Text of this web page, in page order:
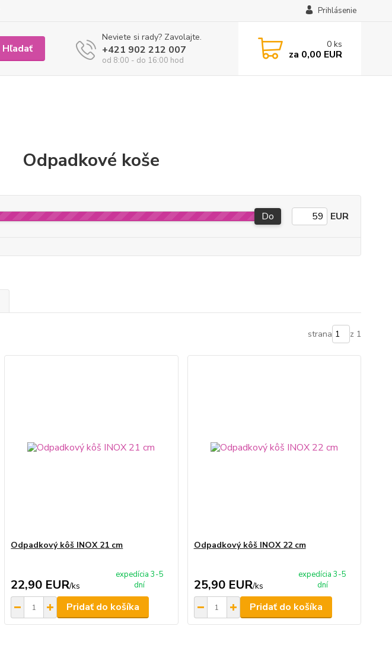
Prihlásenie
Hľadať
Neviete si rady? Zavolajte.
+421 902 212 007
od 8:00 - do 16:00 hod
0 ks
za 0,00 EUR
Odpadkové koše
Do EUR
strana z 1
Odpadkový kôš INOX 21 cm
22,90 EUR/ks
expedícia 3-5
dní
Pridať do košíka
Odpadkový kôš INOX 22 cm
25,90 EUR/ks
expedícia 3-5
dní
Pridať do košíka